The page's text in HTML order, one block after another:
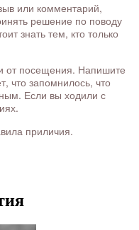
или комментарий,
решение по поводу
знать тем, кто только
от посещения. Напишите
что запомнилось, что
Если вы ходили с
приличия.